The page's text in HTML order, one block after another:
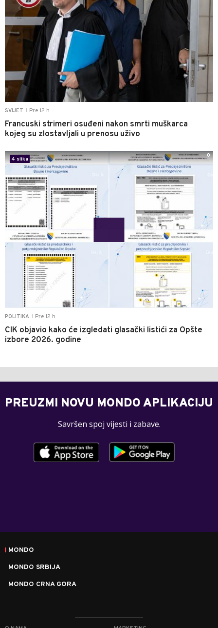
SVIJET Pre 12 h
Francuski strimeri osuđeni nakon smrti muškarca
kojeg su zlostavljali u prenosu uživo
POLITIKA Pre 12 h
CIK objavio kako će izgledati glasački listići za Opšte
izbore 2026. godine
4 slika
0
PREUZMI NOVU MONDO APLIKACIJU
Savršen spoj vijesti i zabave.
MONDO
MONDO SRBIJA
MONDO CRNA GORA